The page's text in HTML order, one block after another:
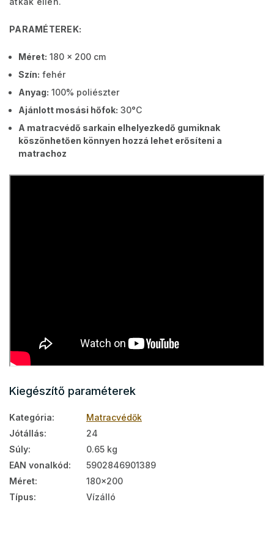
PARAMÉTEREK:
Méret: 180 x 200 cm
Szín: fehér
Anyag: 100% poliészter
Ajánlott mosási hőfok: 30°C
A matracvédő sarkain elhelyezkedő gumiknak
köszönhetően könnyen hozzá lehet erősíteni a
matrachoz
Kiegészítő paraméterek
Kategória:
Matracvédők
Jótállás:
24
Súly:
0.65 kg
EAN vonalkód:
5902846901389
Méret:
180x200
Típus: Vízálló